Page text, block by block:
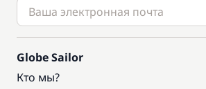
Globe Sailor
Кто мы?